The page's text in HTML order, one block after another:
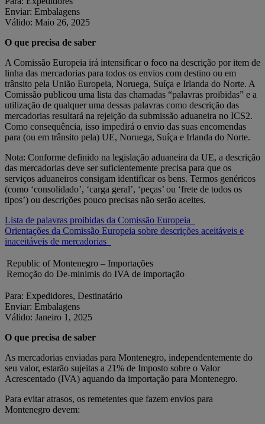
Enviar: Embalagens
Válido: Maio 26, 2025
O que precisa de saber
A Comissão Europeia irá intensificar o foco na descrição por item de
linha das mercadorias para todos os envios com destino ou em
trânsito pela União Europeia, Noruega, Suíça e Irlanda do Norte. A
Comissão publicou uma lista das chamadas “palavras proibidas” e a
utilização de qualquer uma dessas palavras como descrição das
mercadorias resultará na rejeição da submissão aduaneira no ICS2.
Como consequência, isso impedirá o envio das suas encomendas
para (ou em trânsito pela) UE, Noruega, Suíça e Irlanda do Norte.
Nota: Conforme definido na legislação aduaneira da UE, a descrição
das mercadorias deve ser suficientemente precisa para que os
serviços aduaneiros consigam identificar os bens. Termos genéricos
(como ‘consolidado’, ‘carga geral’, ‘peças’ ou ‘frete de todos os
tipos’) ou descrições pouco precisas não serão aceites.
Lista de palavras proibidas da Comissão Europeia
Orientações da Comissão Europeia sobre descrições aceitáveis e
inaceitáveis de mercadorias
Republic of Montenegro – Importações
Remoção do De-minimis do IVA de importação
Para: Expedidores, Destinatário
Enviar: Embalagens
Válido: Janeiro 1, 2025
O que precisa de saber
As mercadorias enviadas para Montenegro, independentemente do
seu valor, estarão sujeitas a 21% de Imposto sobre o Valor
Acrescentado (IVA) aquando da importação para Montenegro.
Para evitar atrasos, os remetentes que fazem envios para
Montenegro devem: